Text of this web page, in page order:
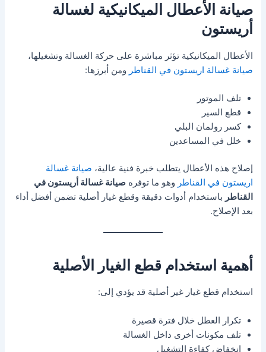
صيانة الأعطال الميكانيكية لغسالة
أريستون
الأعطال الميكانيكية تؤثر مباشرة على حركة الغسالة وتشغيلها،
صيانة غسالة اريستون في القناطر ومن أبرزها:
تلف الموتور
قطع السير
كسر رولمان البلي
خلل في المساعدين
إصلاح هذه الأعطال يتطلب خبرة فنية عالية، صيانة غسالة
اريستون في القناطر وهو ما توفرهصيانة غسالة أريستون في
القناطر باستخدام أدوات دقيقة وقطع غيار أصلية تضمن أفضل أداء
بعد الإصلاح.
أهمية استخدام قطع الغيار الأصلية
استخدام قطع غيار غير أصلية قد يؤدي إلى:
تكرار العطل خلال فترة قصيرة
تلف مكونات أخرى داخل الغسالة
انخفاض كفاءة التشغيل